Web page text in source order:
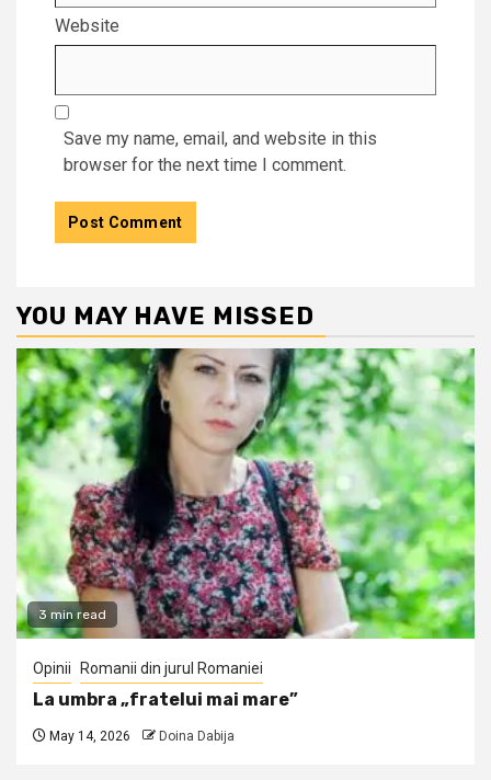
Website
Save my name, email, and website in this
browser for the next time I comment.
YOU MAY HAVE MISSED
3 min read
Opinii Romanii din jurul Romaniei
La umbra „fratelui mai mare”
May 14, 2026 Doina Dabija